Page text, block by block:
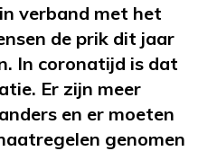
verband met het
de prik dit jaar
In coronatijd is dat
Er zijn meer
en er moeten
genomen